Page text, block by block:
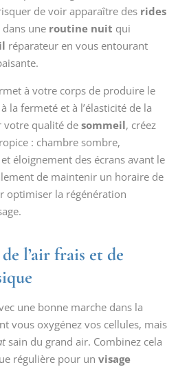
de voir apparaître des rides
dans une routine nuit qui
réparateur en vous entourant
à votre corps de produire le
la fermeté et à l’élasticité de la
votre qualité de sommeil, créez
: chambre sombre,
éloignement des écrans avant le
de maintenir un horaire de
optimiser la régénération
l’air frais et de
une bonne marche dans la
vous oxygénez vos cellules, mais
sain du grand air. Combinez cela
régulière pour un visage